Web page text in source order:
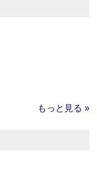
もっと見る »